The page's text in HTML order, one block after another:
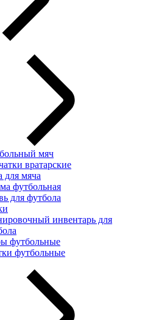
мяч
вратарские
для мяча
футбольная
для футбола
инвентарь для
футбольные
футбольные